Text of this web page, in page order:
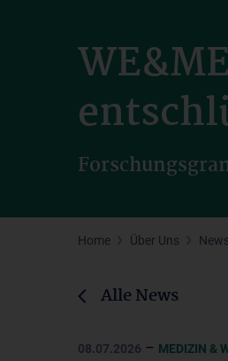
Home Über Uns News
Alle News
08.07.2026 – MEDIZIN &